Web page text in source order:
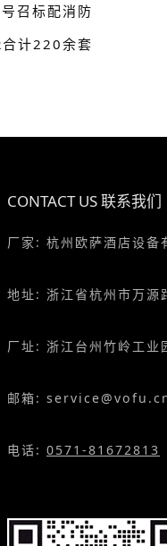
召标配消防
计220余套
CONTACT US 联系我们
厂家: 杭州欧萨酒店设备
地址: 浙江省杭州市万源
厂址: 浙江台州竹岭工业
邮箱:
电话: 0571-81672813